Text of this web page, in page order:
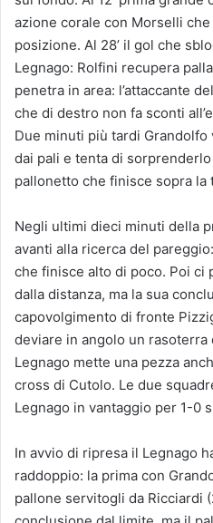
azione corale con Morselli
posizione. Al 28’ il gol che
Legnago: Rolfini recupera
penetra in area: l’attaccante
che di destro non fa sconti
Due minuti più tardi
dai pali e tenta di
pallonetto che finisce sopra la
Negli ultimi dieci minuti della
avanti alla ricerca del
che finisce alto di poco. Poi ci
dalla distanza, ma la sua
capovolgimento di fronte
deviare in angolo un
Legnago mette una pezza
cross di Cutolo. Le due
Legnago in vantaggio per 1-0
In avvio di ripresa il Legnago
raddoppio: la prima con
pallone servitogli da Ricciardi